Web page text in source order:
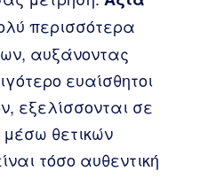
περισσότερα
αυξάνοντας
ευαίσθητοι
εξελίσσονται σε
μέσω θετικών
τόσο αυθεντική